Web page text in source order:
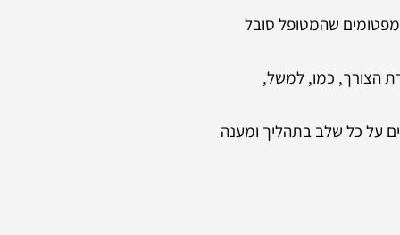
שהמטופל סובל
הצורך, כמו, למשל,
על כל שלב בתהליך ומענה